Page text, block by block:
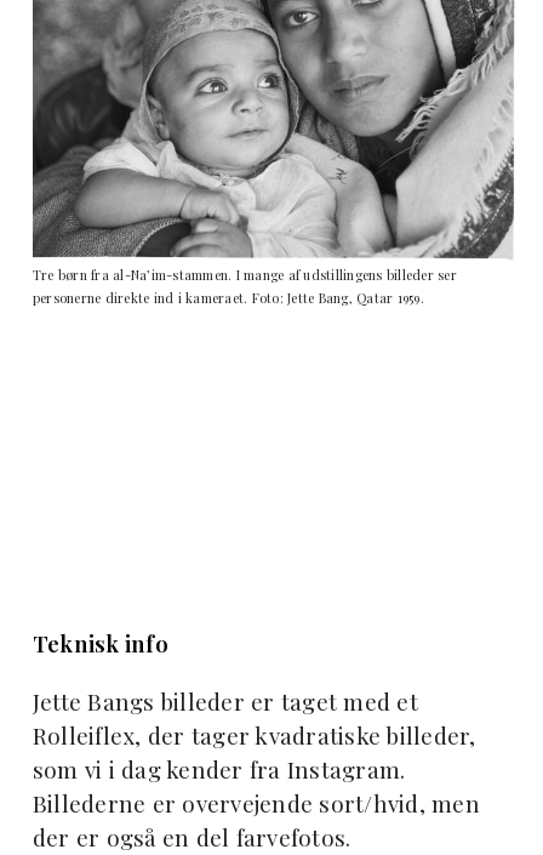
Tre børn fra al-Na’im-stammen. I mange af udstillingens billeder ser
personerne direkte ind i kameraet. Foto: Jette Bang, Qatar 1959.
Teknisk info
Jette Bangs billeder er taget med et
Rolleiflex, der tager kvadratiske billeder,
som vi i dag kender fra Instagram.
Billederne er overvejende sort/hvid, men
der er også en del farvefotos.